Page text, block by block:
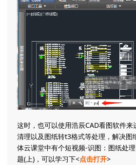
这时，也可以使用浩辰CAD看图软件来
清理以及图纸转t3格式等处理，解决图
体云课堂中有个短视频-识图：图纸处
题(上)，可以学习下<点击打开>